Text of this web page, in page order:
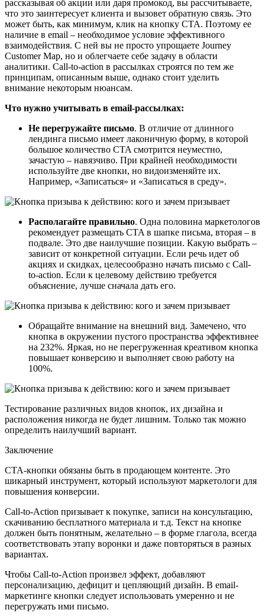
рассказывая об акции или даря промокод, вы рассчитываете,
что это заинтересует клиента и вызовет обратную связь. Это
может быть, как минимум, клик на кнопку CTA. Поэтому ее
наличие в email – необходимое условие эффективного
взаимодействия. С ней вы не просто упрощаете Journey
Customer Map, но и облегчаете себе задачу в области
аналитики. Call-to-action в рассылках строятся по тем же
принципам, описанным выше, однако стоит уделить
внимание некоторым нюансам.
Что нужно учитывать в email-рассылках:
Не перегружайте письмо. В отличие от длинного
лендинга письмо имеет лаконичную форму, в которой
большое количество CTA смотрится неуместно,
зачастую – навязчиво. При крайней необходимости
используйте две кнопки, но видоизменяйте их.
Например, «Записаться» и «Записаться в среду».
Располагайте правильно. Одна половина маркетологов
рекомендует размещать CTA в шапке письма, вторая – в
подвале. Это две наилучшие позиции. Какую выбрать –
зависит от конкретной ситуации. Если речь идет об
акциях и скидках, целесообразно начать письмо с Call-
to-action. Если к целевому действию требуется
объяснение, лучше сначала дать его.
Обращайте внимание на внешний вид. Замечено, что
кнопка в окружении пустого пространства эффективнее
на 232%. Яркая, но не перегруженная креативом кнопка
повышает конверсию и выполняет свою работу на
100%.
Тестирование различных видов кнопок, их дизайна и
расположения никогда не будет лишним. Только так можно
определить наилучший вариант.
Заключение
CTA-кнопки обязаны быть в продающем контенте. Это
шикарный инструмент, который используют маркетологи для
повышения конверсии.
Call-to-Action призывает к покупке, записи на консультацию,
скачиванию бесплатного материала и т.д. Текст на кнопке
должен быть понятным, желательно – в форме глагола, всегда
соответствовать этапу воронки и даже повторяться в разных
вариантах.
Чтобы Call-to-Action произвел эффект, добавляют
персонализацию, дефицит и цепляющий дизайн. В email-
маркетинге кнопки следует использовать умеренно и не
перегружать ими письмо.